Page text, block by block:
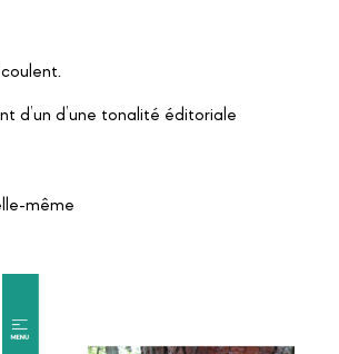
d’un d’une tonalité éditoriale
même